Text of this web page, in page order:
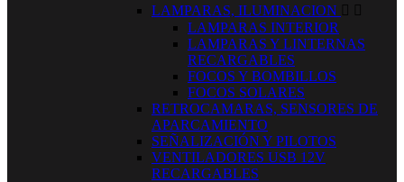
LAMPARAS, ILUMINACION  
LAMPARAS INTERIOR
LAMPARAS Y LINTERNAS
RECARGABLES
FOCOS Y BOMBILLOS
FOCOS SOLARES
RETROCAMARAS, SENSORES DE
APARCAMIENTO
SEÑALIZACIÓN Y PILOTOS
VENTILADORES USB 12V
RECARGABLES